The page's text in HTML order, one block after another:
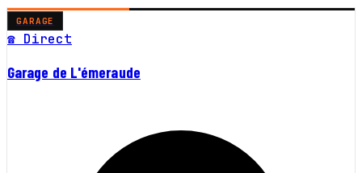
GARAGE
☎ Direct
Garage de L'émeraude